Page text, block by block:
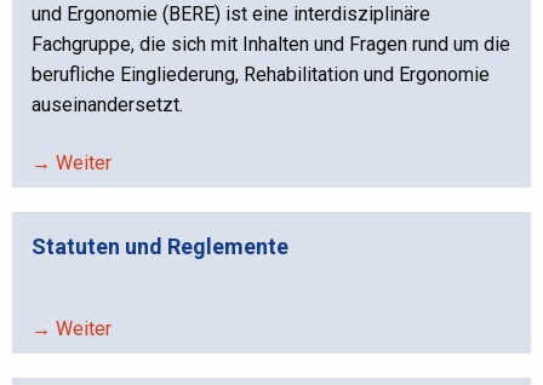
und Ergonomie (BERE) ist eine interdisziplinäre
Fachgruppe, die sich mit Inhalten und Fragen rund um die
berufliche Eingliederung, Rehabilitation und Ergonomie
auseinandersetzt.
→ Weiter
Statuten und Reglemente
→ Weiter